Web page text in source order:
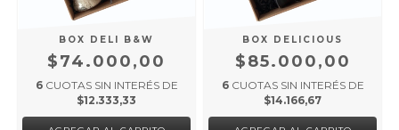
BOX DELI B&W
$74.000,00
6 CUOTAS SIN INTERÉS DE
$12.333,33
BOX DELICIOUS
$85.000,00
6 CUOTAS SIN INTERÉS DE
$14.166,67